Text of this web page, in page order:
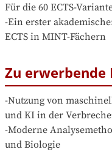
Für die 60 ECTS-
-Ein erster
ECTS in MINT-Fächern
Zu erwerbende
-Nutzung von
und KI in der
-Moderne
und Biologie